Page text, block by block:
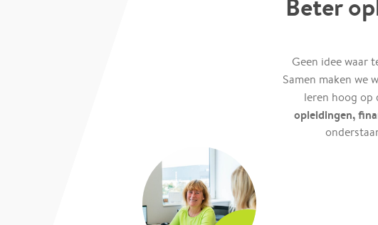
Beter
Geen idee waar
Samen maken we
leren hoog op
opleidingen,